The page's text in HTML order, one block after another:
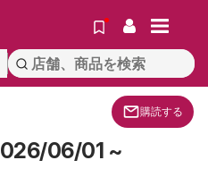
購読する
06/01 ~